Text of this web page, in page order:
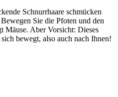
Schnurrhaare schmücken
Sie die Pfoten und den
Mäuse. Aber Vorsicht: Dieses
bewegt, also auch nach Ihnen!